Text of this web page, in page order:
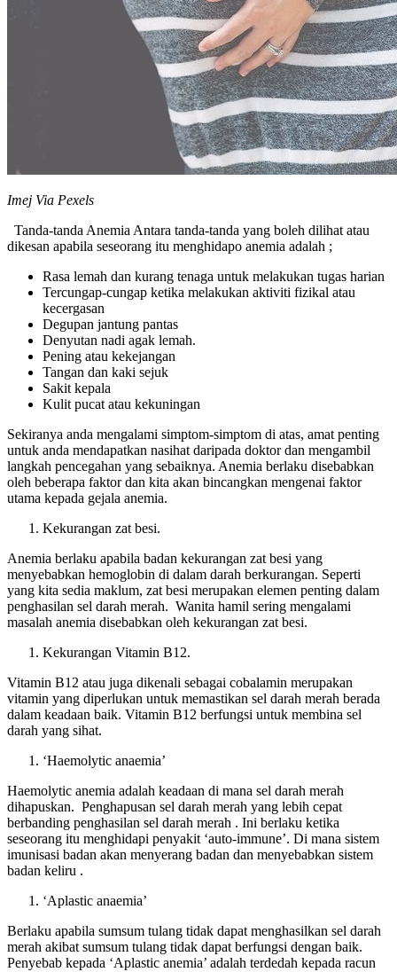
Imej Via Pexels
Tanda-tanda Anemia Antara tanda-tanda yang boleh dilihat atau
dikesan apabila seseorang itu menghidapo anemia adalah ;
Rasa lemah dan kurang tenaga untuk melakukan tugas harian
Tercungap-cungap ketika melakukan aktiviti fizikal atau
kecergasan
Degupan jantung pantas
Denyutan nadi agak lemah.
Pening atau kekejangan
Tangan dan kaki sejuk
Sakit kepala
Kulit pucat atau kekuningan
Sekiranya anda mengalami simptom-simptom di atas, amat penting
untuk anda mendapatkan nasihat daripada doktor dan mengambil
langkah pencegahan yang sebaiknya. Anemia berlaku disebabkan
oleh beberapa faktor dan kita akan bincangkan mengenai faktor
utama kepada gejala anemia.
Kekurangan zat besi.
Anemia berlaku apabila badan kekurangan zat besi yang
menyebabkan hemoglobin di dalam darah berkurangan. Seperti
yang kita sedia maklum, zat besi merupakan elemen penting dalam
penghasilan sel darah merah. Wanita hamil sering mengalami
masalah anemia disebabkan oleh kekurangan zat besi.
Kekurangan Vitamin B12.
Vitamin B12 atau juga dikenali sebagai cobalamin merupakan
vitamin yang diperlukan untuk memastikan sel darah merah berada
dalam keadaan baik. Vitamin B12 berfungsi untuk membina sel
darah yang sihat.
‘Haemolytic anaemia’
Haemolytic anemia adalah keadaan di mana sel darah merah
dihapuskan. Penghapusan sel darah merah yang lebih cepat
berbanding penghasilan sel darah merah . Ini berlaku ketika
seseorang itu menghidapi penyakit ‘auto-immune’. Di mana sistem
imunisasi badan akan menyerang badan dan menyebabkan sistem
badan keliru .
‘Aplastic anaemia’
Berlaku apabila sumsum tulang tidak dapat menghasilkan sel darah
merah akibat sumsum tulang tidak dapat berfungsi dengan baik.
Penyebab kepada ‘Aplastic anemia’ adalah terdedah kepada racun